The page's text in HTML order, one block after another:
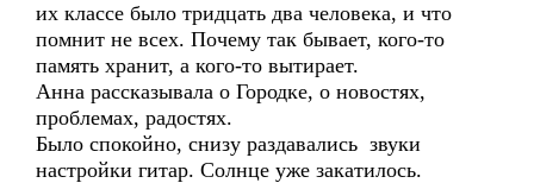
их классе было тридцать два человека, и что
помнит не всех. Почему так бывает, кого-то
память хранит, а кого-то вытирает.
Анна рассказывала о Городке, о новостях,
проблемах, радостях.
Было спокойно, снизу раздавались звуки
настройки гитар. Солнце уже закатилось.